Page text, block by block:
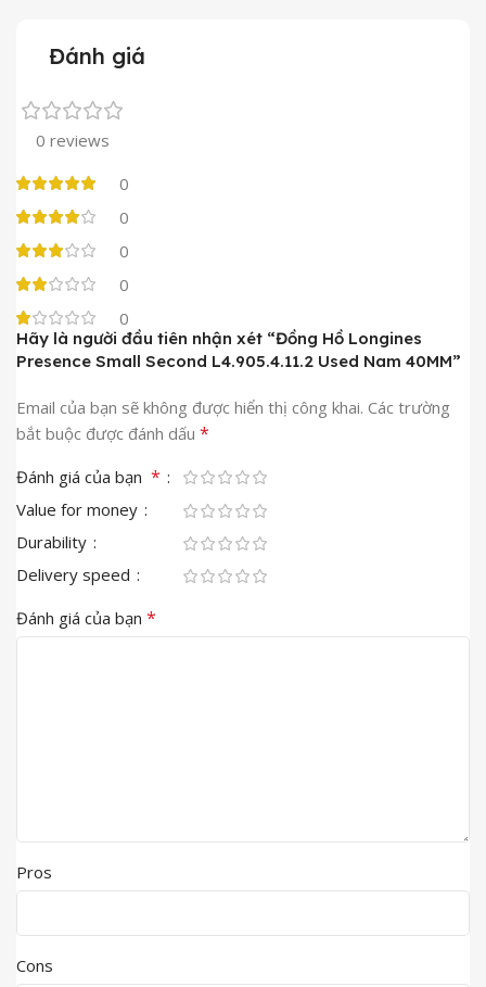
Đánh giá
0 reviews
0
0
0
0
0
Hãy là người đầu tiên nhận xét “Đồng Hồ Longines
Presence Small Second L4.905.4.11.2 Used Nam 40MM”
Email của bạn sẽ không được hiển thị công khai. Các trường
bắt buộc được đánh dấu *
Đánh giá của bạn *
Value for money
Durability
Delivery speed
Đánh giá của bạn *
Pros
Cons